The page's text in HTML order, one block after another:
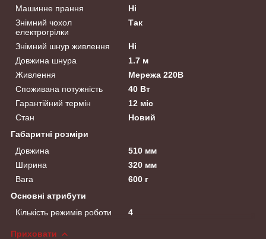
Машинне прання
Ні
Знімний чохол
електрогрілки
Так
Знімний шнур живлення
Ні
Довжина шнура
1.7 м
Живлення
Мережа 220В
Споживана потужність
40 Вт
Гарантійний термін
12 міс
Стан
Новий
Габаритні розміри
Довжина
510 мм
Ширина
320 мм
Вага
600 г
Основні атрибути
Кількість режимів роботи
4
Приховати